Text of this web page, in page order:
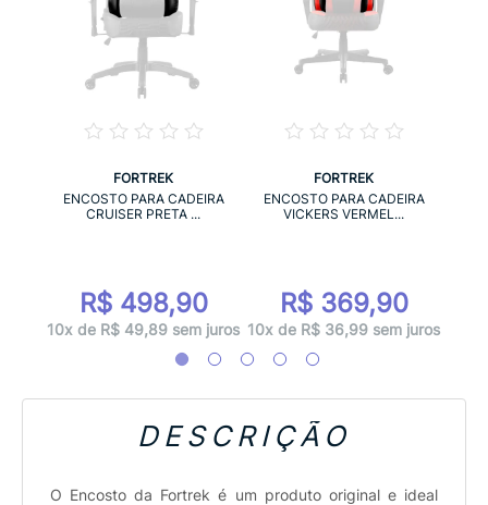
FORTREK
ENCOSTO PARA CADEIRA
CRUISER PRETA ...
R$ 498,90
10x de R$ 49,89 sem juros
FORTREK
ENCOSTO PARA CADEIRA
VICKERS VERMEL...
R$ 369,90
10x de R$ 36,99 sem juros
DESCRIÇÃO
O Encosto da Fortrek é um produto original e ideal